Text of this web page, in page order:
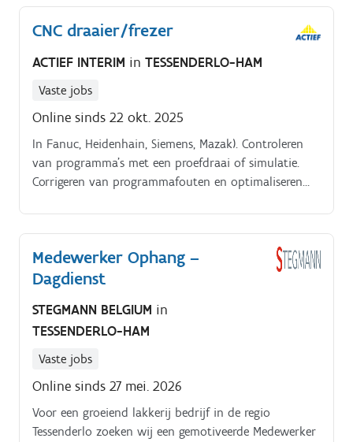
CNC draaier/frezer
ACTIEF INTERIM in TESSENDERLO-HAM
Vaste jobs
Online sinds 22 okt. 2025
In Fanuc, Heidenhain, Siemens, Mazak). Controleren
van programma’s met een proefdraai of simulatie.
Corrigeren van programmafouten en optimaliseren
gereedschapspad).
Medewerker Ophang –
Dagdienst
STEGMANN BELGIUM in
TESSENDERLO-HAM
Vaste jobs
Online sinds 27 mei. 2026
Voor een groeiend lakkerij bedrijf in de regio
Tessenderlo zoeken wij een gemotiveerde Medewerker